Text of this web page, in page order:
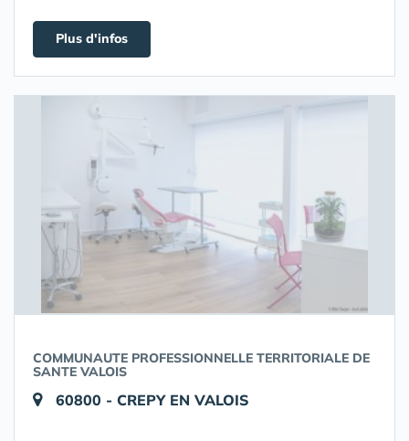
Plus d'infos
COMMUNAUTE PROFESSIONNELLE TERRITORIALE DE
SANTE VALOIS
60800 - CREPY EN VALOIS